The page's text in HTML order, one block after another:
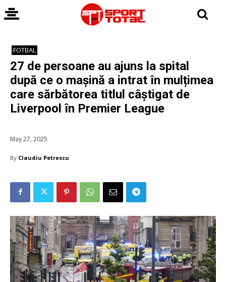
FOTBAL
27 de persoane au ajuns la spital
după ce o mașină a intrat în mulțimea
care sărbătorea titlul câștigat de
Liverpool în Premier League
May 27, 2025
By Claudiu Petrescu